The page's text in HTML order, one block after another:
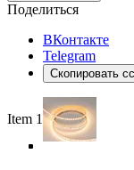
Поделиться
ВКонтакте
Telegram
Скопировать
Item 1 of 5